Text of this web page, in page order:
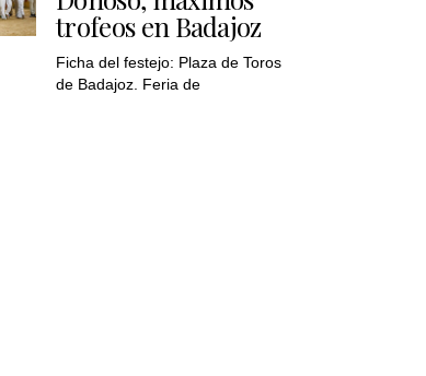
trofeos en Badajoz
Ficha del festejo: Plaza de Toros
de Badajoz. Feria de